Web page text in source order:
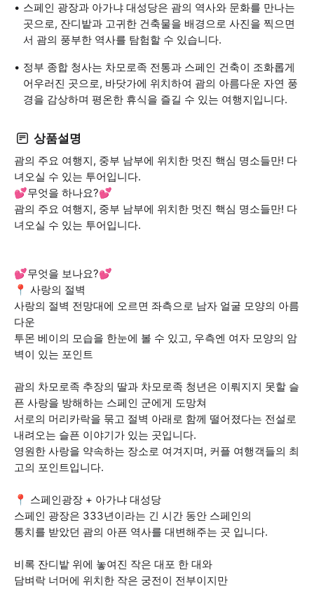
스페인 광장과 아가냐 대성당은 괌의 역사와 문화를 만나는
곳으로, 잔디밭과 고귀한 건축물을 배경으로 사진을 찍으면
서 괌의 풍부한 역사를 탐험할 수 있습니다.
정부 종합 청사는 차모로족 전통과 스페인 건축이 조화롭게
어우러진 곳으로, 바닷가에 위치하여 괌의 아름다운 자연 풍
경을 감상하며 평온한 휴식을 즐길 수 있는 여행지입니다.
상품설명
괌의 주요 여행지, 중부 남부에 위치한 멋진 핵심 명소들만! 다
녀오실 수 있는 투어입니다.
💕무엇을 하나요?💕
괌의 주요 여행지, 중부 남부에 위치한 멋진 핵심 명소들만! 다
녀오실 수 있는 투어입니다.
💕무엇을 보나요?💕
📍 사랑의 절벽
사랑의 절벽 전망대에 오르면 좌측으로 남자 얼굴 모양의 아름
다운
투몬 베이의 모습을 한눈에 볼 수 있고, 우측엔 여자 모양의 암
벽이 있는 포인트
괌의 차모로족 추장의 딸과 차모로족 청년은 이뤄지지 못할 슬
픈 사랑을 방해하는 스페인 군에게 도망쳐
서로의 머리카락을 묶고 절벽 아래로 함께 떨어졌다는 전설로
내려오는 슬픈 이야기가 있는 곳입니다.
영원한 사랑을 약속하는 장소로 여겨지며, 커플 여행객들의 최
고의 포인트입니다.
📍 스페인광장 + 아가냐 대성당
스페인 광장은 333년이라는 긴 시간 동안 스페인의
통치를 받았던 괌의 아픈 역사를 대변해주는 곳 입니다.
비록 잔디밭 위에 놓여진 작은 대포 한 대와
담벼락 너머에 위치한 작은 궁전이 전부이지만